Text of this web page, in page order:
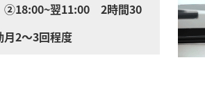
翌11:00 2時間30
2～3回程度